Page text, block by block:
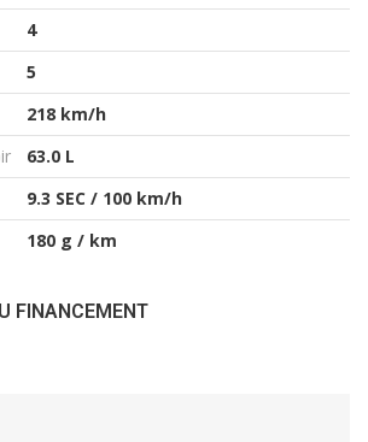
4
5
218 km/h
63.0 L
9.3 SEC / 100 km/h
180 g / km
FINANCEMENT